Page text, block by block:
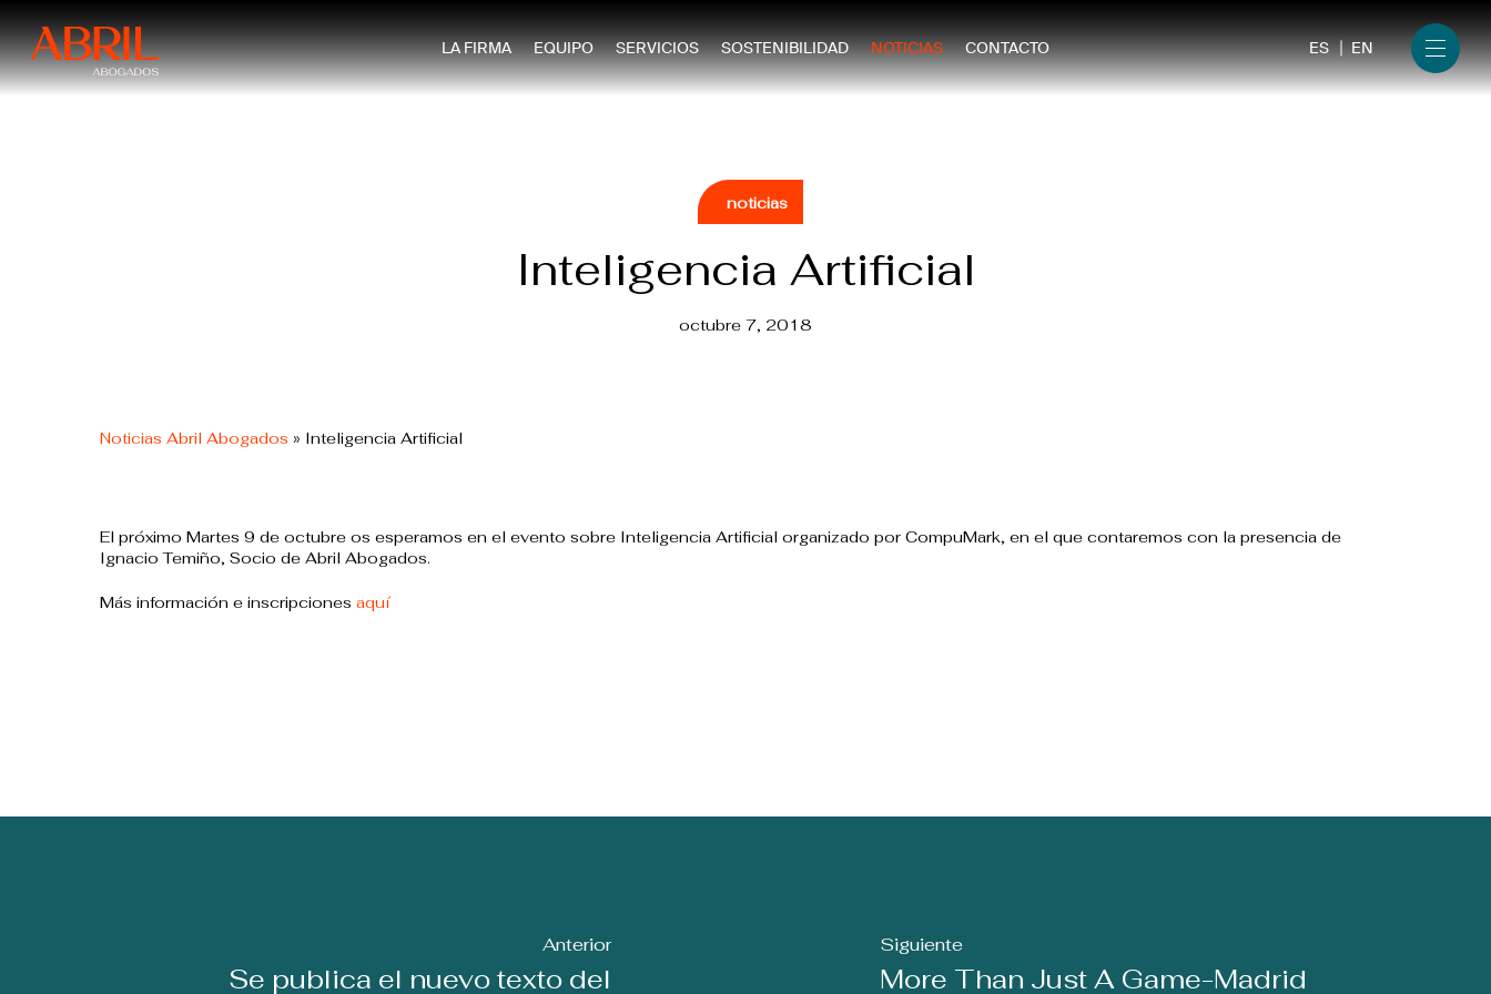
to
main
content
LA FIRMA EQUIPO SERVICIOS SOSTENIBILIDAD NOTICIAS CONTACTO Menu
EN
ES
noticias
Inteligencia Artificial
octubre 7, 2018
Noticias Abril Abogados » Inteligencia Artificial
El próximo Martes 9 de octubre os esperamos en el evento sobre Inteligencia Artificial organizado por CompuMark, en el que contaremos con la presencia de
Ignacio Temiño, Socio de Abril Abogados.
Más información e inscripciones aquí
Anterior
Se publica el nuevo texto del
Siguiente
More Than Just A Game-Madrid